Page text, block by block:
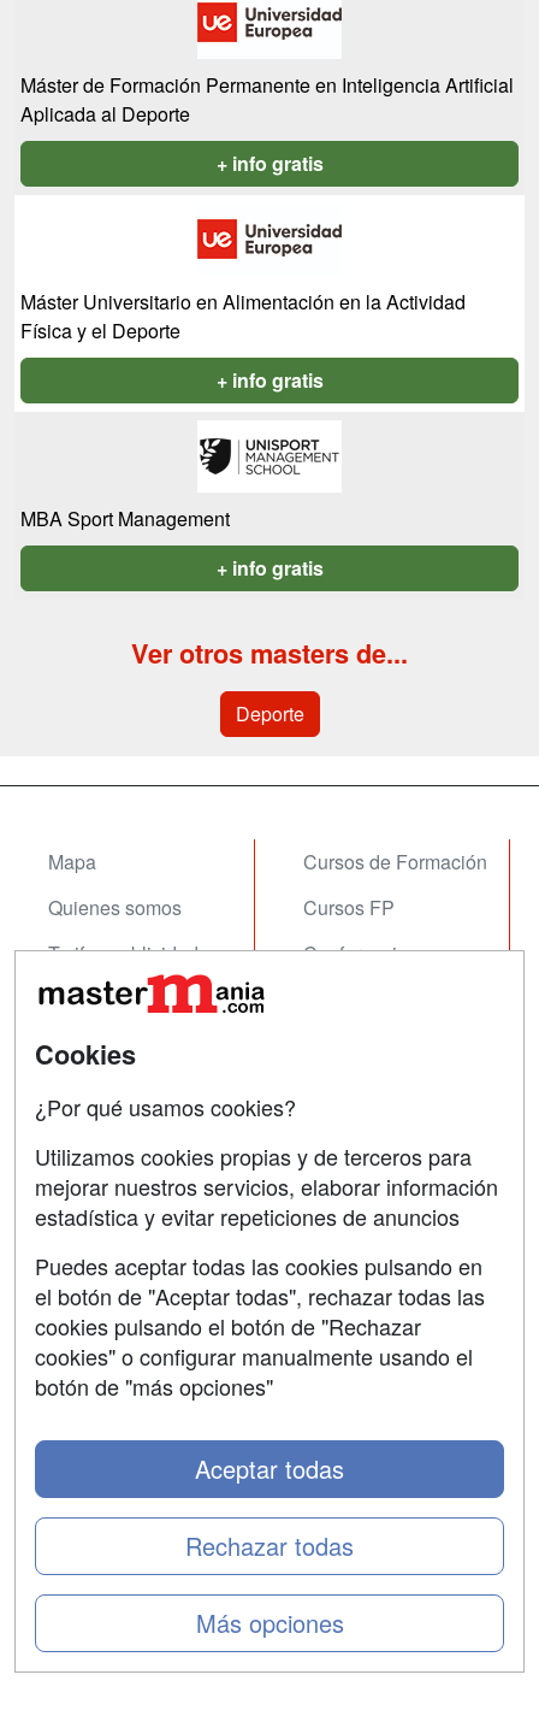
Máster de Formación Permanente en Inteligencia Artificial
Aplicada al Deporte
+ info gratis
Máster Universitario en Alimentación en la Actividad
Física y el Deporte
+ info gratis
MBA Sport Management
+ info gratis
Ver otros masters de...
Deporte
Mapa
Quienes somos
Tarifas publicidad
Acceso Usuarios
Acceso Centros
Cursos de Formación
Cursos FP
Conferencias
Contactar
Confidencialidad
Aviso legal
Copyleft
Cookies
¿Por qué usamos cookies?
Utilizamos cookies propias y de terceros para
mejorar nuestros servicios, elaborar información
estadística y evitar repeticiones de anuncios
Puedes aceptar todas las cookies pulsando en
el botón de "Aceptar todas", rechazar todas las
cookies pulsando el botón de "Rechazar
cookies" o configurar manualmente usando el
botón de "más opciones"
Más opciones
Rechazar todas
Aceptar todas